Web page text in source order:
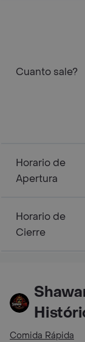
Cuanto sale?
Horario de
Apertura
Horario de
Cierre
Comida Rápida